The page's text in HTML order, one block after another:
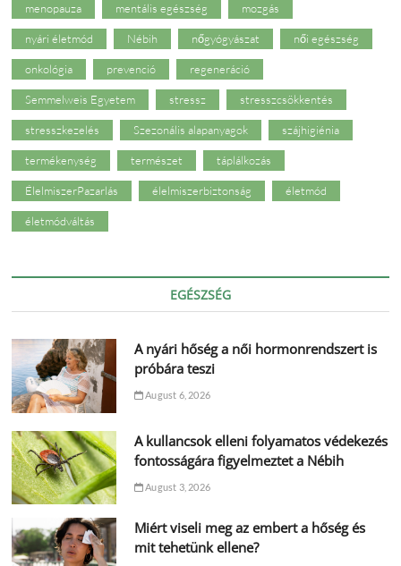
menopauza mentális egészség mozgás
nyári életmód Nébih nőgyógyászat női egészség
onkológia prevenció regeneráció
Semmelweis Egyetem stressz stresszcsökkentés
stresszkezelés Szezonális alapanyagok szájhigiénia
termékenység természet táplálkozás
ÉlelmiszerPazarlás élelmiszerbiztonság életmód
életmódváltás
EGÉSZSÉG
A nyári hőség a női hormonrendszert is
próbára teszi
August 6, 2026
A kullancsok elleni folyamatos védekezés
fontosságára figyelmeztet a Nébih
August 3, 2026
Miért viseli meg az embert a hőség és
mit tehetünk ellene?